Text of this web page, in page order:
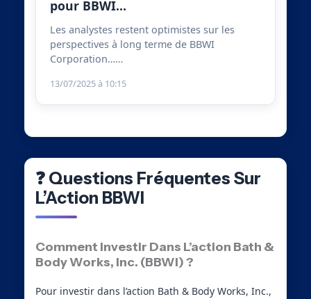
pour BBWI…
Les analystes restent optimistes sur les
perspectives à long terme de BBWI
Corporation……
13/07/2025 à 10:15
❓ Questions Fréquentes Sur
L’Action BBWI
Comment Investir Dans L’action Bath &
Body Works, Inc. (BBWI) ?
Pour investir dans l’action Bath & Body Works, Inc.,